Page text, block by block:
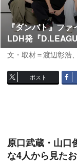
『ダンバト』フ
LDH発『
文・取材＝渡辺彰浩、
ポスト
原口武蔵・山口
な4人から見た